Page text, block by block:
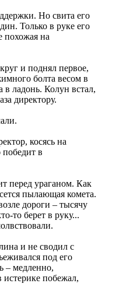
Но свита его
Только в руке его
похожая на
и поднял первое,
болта весом в
ладонь. Колун встал,
директору.
косясь на
в
перед ураганом. Как
пылающая комета.
дороги – тысячу
то берет в руку...
и не сводил с
под его
– медленно,
побежал,